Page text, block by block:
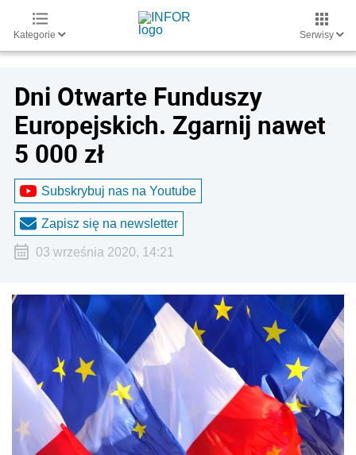
Kategorie Serwisy
Dni Otwarte Funduszy
Europejskich. Zgarnij nawet
5 000 zł
Subskrybuj nas na Youtube
Zapisz się na newsletter
03 września 2020, 14:21